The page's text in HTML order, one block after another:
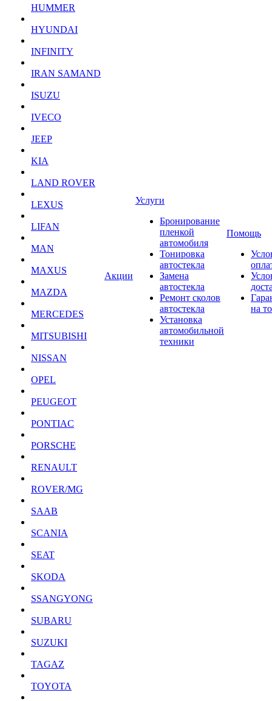
HUMMER
HYUNDAI
INFINITY
IRAN SAMAND
ISUZU
IVECO
JEEP
KIA
LAND ROVER
LEXUS
LIFAN
MAN
MAXUS
MAZDA
MERCEDES
MITSUBISHI
NISSAN
OPEL
PEUGEOT
PONTIAC
PORSCHE
RENAULT
ROVER/MG
SAAB
SCANIA
SEAT
SKODA
SSANGYONG
SUBARU
SUZUKI
TAGAZ
TOYOTA
Акции
Услуги
Бронирование
пленкой
автомобиля
Тонировка
автостекла
Замена
автостекла
Ремонт сколов
автостекла
Установка
автомобильной
техники
Помощь
на